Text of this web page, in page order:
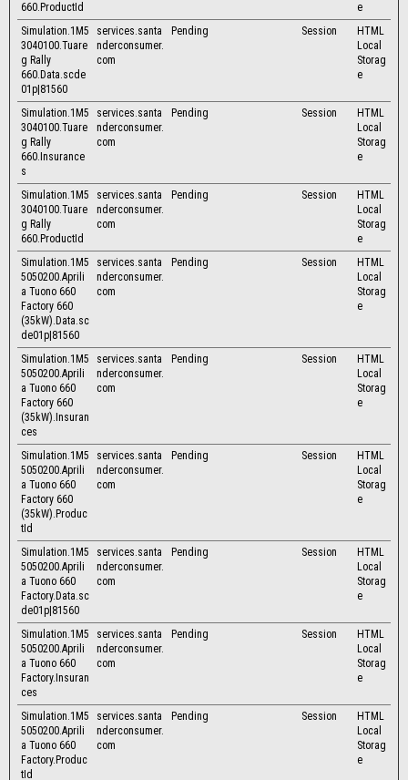
660.ProductId
e
Simulation.1M5
3040100.Tuare
g Rally
660.Data.scde
01p|81560
services.santa
nderconsumer.
com
Pending Session
HTML
Local
Storag
e
Simulation.1M5
3040100.Tuare
g Rally
660.Insurance
s
services.santa
nderconsumer.
com
Pending Session
HTML
Local
Storag
e
Simulation.1M5
3040100.Tuare
g Rally
660.ProductId
services.santa
nderconsumer.
com
Pending Session
HTML
Local
Storag
e
Simulation.1M5
5050200.Aprili
a Tuono 660
Factory 660
(35kW).Data.sc
de01p|81560
services.santa
nderconsumer.
com
Pending Session
HTML
Local
Storag
e
Simulation.1M5
5050200.Aprili
a Tuono 660
Factory 660
(35kW).Insuran
ces
services.santa
nderconsumer.
com
Pending Session
HTML
Local
Storag
e
Simulation.1M5
5050200.Aprili
a Tuono 660
Factory 660
(35kW).Produc
tId
services.santa
nderconsumer.
com
Pending Session
HTML
Local
Storag
e
Simulation.1M5
5050200.Aprili
a Tuono 660
Factory.Data.sc
de01p|81560
services.santa
nderconsumer.
com
Pending Session
HTML
Local
Storag
e
Simulation.1M5
5050200.Aprili
a Tuono 660
Factory.Insuran
ces
services.santa
nderconsumer.
com
Pending Session
HTML
Local
Storag
e
Simulation.1M5
5050200.Aprili
a Tuono 660
Factory.Produc
tId
services.santa
nderconsumer.
com
Pending Session
HTML
Local
Storag
e